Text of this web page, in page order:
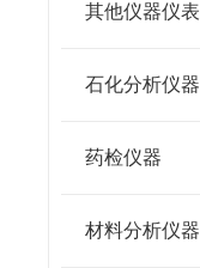
其他仪器仪表
石化分析仪器
药检仪器
材料分析仪器